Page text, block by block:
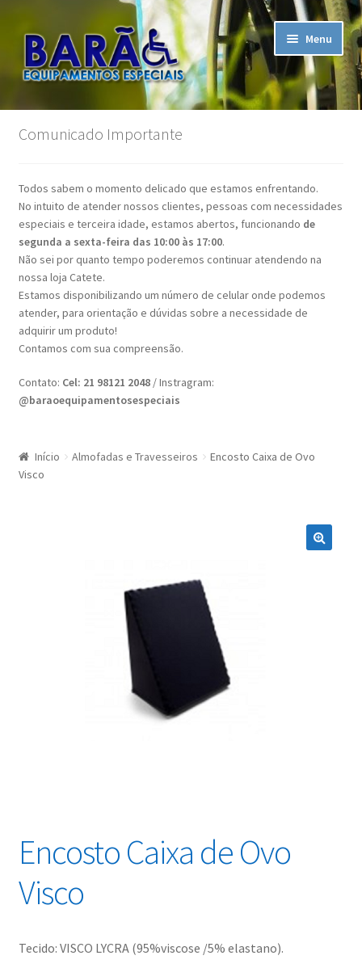
Pular
para
navegação
Pular
para
o
Menu
Início
Assistência Técnica
Carrinho
Contato
Finalizar compra
Minha conta
Nossas Lojas
Comunicado Importante
Todos sabem o momento delicado que estamos enfrentando.
No intuito de atender nossos clientes, pessoas com necessidades
especiais e terceira idade, estamos abertos, funcionando de
segunda a sexta-feira das 10:00 às 17:00.
Não sei por quanto tempo poderemos continuar atendendo na
nossa loja Catete.
Estamos disponibilizando um número de celular onde podemos
atender, para orientação e dúvidas sobre a necessidade de
adquirir um produto!
Contamos com sua compreensão.
Contato: Cel: 21 98121 2048/ Instragram:
@baraoequipamentosespeciais
Início Almofadas e Travesseiros
Encosto Caixa de Ovo
Visco
Encosto Caixa de Ovo
Visco
Tecido: VISCO LYCRA (95%viscose /5% elastano).